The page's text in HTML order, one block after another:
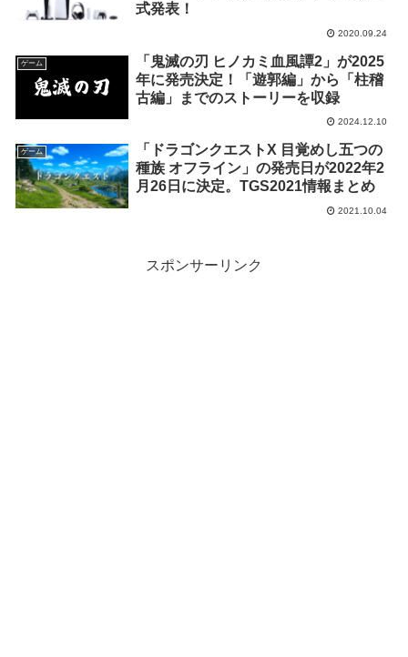
式発表！
2020.09.24
ゲーム
「鬼滅の刃 ヒノカミ血風譚2」が2025
年に発売決定！「遊郭編」から「柱稽
古編」までのストーリーを収録
2024.12.10
ゲーム
「ドラゴンクエストX 目覚めし五つの
種族 オフライン」の発売日が2022年2
月26日に決定。TGS2021情報まとめ
2021.10.04
スポンサーリンク